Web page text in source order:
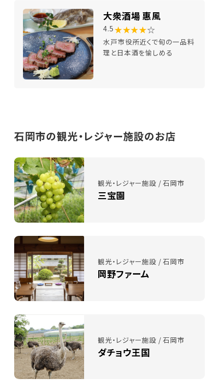
大衆酒場 惠風
4.5 ★★★★☆
水戸市役所近くで旬の一品料
理と日本酒を愉しめる
石岡市の観光・レジャー施設のお店
観光・レジャー施設 / 石岡市
三宝園
観光・レジャー施設 / 石岡市
岡野ファーム
観光・レジャー施設 / 石岡市
ダチョウ王国